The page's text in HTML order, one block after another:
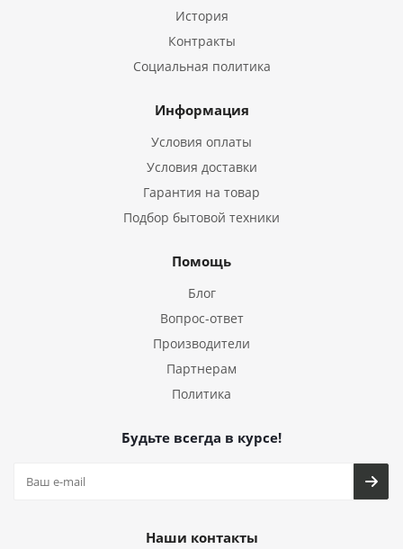
История
Контракты
Социальная политика
Информация
Условия оплаты
Условия доставки
Гарантия на товар
Подбор бытовой техники
Помощь
Блог
Вопрос-ответ
Производители
Партнерам
Политика
Будьте всегда в курсе!
Наши контакты